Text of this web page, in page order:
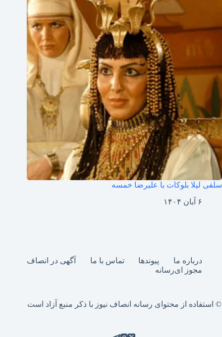
سلفی لیلا بلوکات با علیرضا خمسه
۶ آبان ۱۴۰۴
درباره ما پیوندها تماس با ما
آگهی در انصاف
مجوز ای‌رسانه
© استفاده از محتوای رسانه انصاف نیوز با ذکر منبع آزاد است